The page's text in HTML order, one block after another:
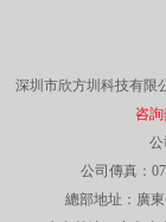
深圳市欣方圳科技有限
咨詢
公
公司傳真：
總部地址：廣